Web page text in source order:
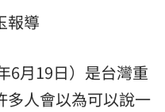
，蚊蟲蒼蠅滋生，疫
報導
6月19日）是台灣重
多人會以為可以說一